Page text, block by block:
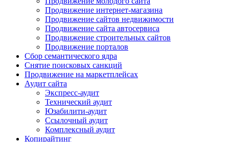
Продвижение интернет-магазина
Продвижение сайтов недвижимости
Продвижение сайта автосервиса
Продвижение строительных сайтов
Продвижение порталов
Сбор семантического ядра
Снятие поисковых санкций
Продвижение на маркетплейсах
Аудит сайта
Экспресс-аудит
Технический аудит
Юзабилити-аудит
Ссылочный аудит
Комплексный аудит
Копирайтинг